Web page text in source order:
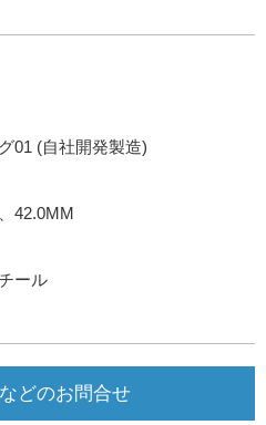
01 (自社開発製造)
42.0MM
ール
どのお問合せ